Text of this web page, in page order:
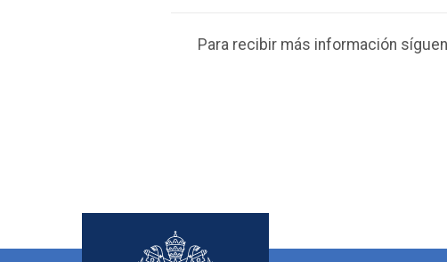
Para recibir más información